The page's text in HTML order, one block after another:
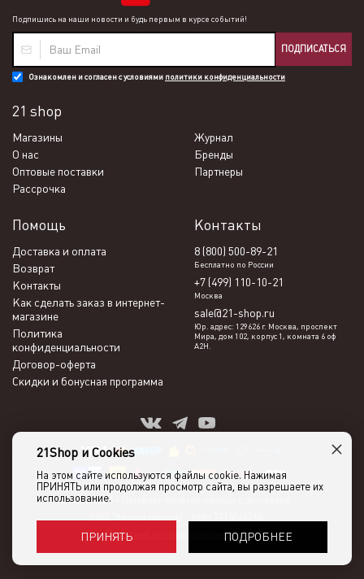
Подпишись на наши новости и будь первым в курсе событий!
ПОДПИСАТЬСЯ
Ознакомлен и согласен с условиями политики конфиденциальности
21 shop
Магазины
Журнал
О нас
Бренды
Оптовые поставки
Партнеры
Рассрочка
Помощь
Доставка и оплата
Возврат
Контакты
Как сделать заказ в интернет-
магазине
Политика
конфиденциальности
Договор-оферта
Скидки и бонусная программа
Контакты
8 (800) 500-89-21
Бесплатно по России
+7 (499) 110-10-21
Москва
sale@21-shop.ru
Юр. адрес: 129626 г. Москва, проспект
Мира, дом 102, корпус 1, комната 6 оф
А2Н.
21shop 2026 -
Политика конфиденциальности
21Shop и Cookies
На этом сайте используются файлы cookie. Нажимая
ПРИНЯТЬ или продолжая просмотр сайта, вы разрешаете их
использование.
ПРИНЯТЬ ПОДРОБНЕЕ
×